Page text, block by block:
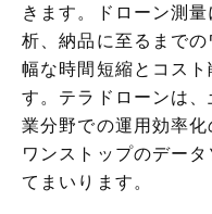
きます。ドローン測
析、納品に至るまで
幅な時間短縮とコス
す。テラドローンは
業分野での運用効率
ワンストップのデー
てまいります。